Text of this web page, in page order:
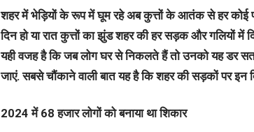
शहर में भेड़ियों के रूप में घूम रहे अब कुत्तों के आतंक से हर कोई
दिन हो या रात कुत्तों का झुंड शहर की हर सड़क और गलियों में
यही वजह है कि जब लोग घर से निकलते हैं तो उनको यह डर
जाएं. सबसे चौंकाने वाली बात यह है कि शहर की सड़कों पर
2024 में 68 हजार लोगों को बनाया था शिकार